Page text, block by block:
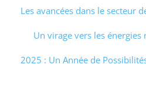
Les avancées dans le secteur
Un virage vers les énergies
2025 : Un Année de